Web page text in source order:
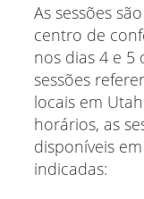
As sessões
centro de
nos dias 4 e 5
sessões
locais em
horários, as
disponíveis
indicadas: